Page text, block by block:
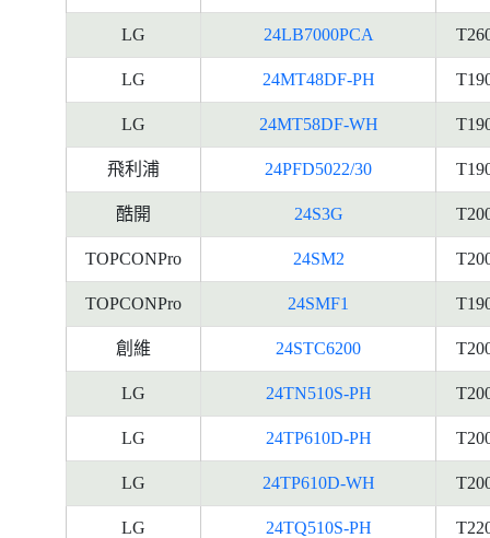
LG 24LB7000PCA
LG 24MT48DF-PH
LG 24MT58DF-WH
飛利浦 24PFD5022/30
酷開 24S3G
TOPCONPro 24SM2
TOPCONPro 24SMF1
創維 24STC6200
LG 24TN510S-PH
LG 24TP610D-PH
LG 24TP610D-WH
LG 24TQ510S-PH